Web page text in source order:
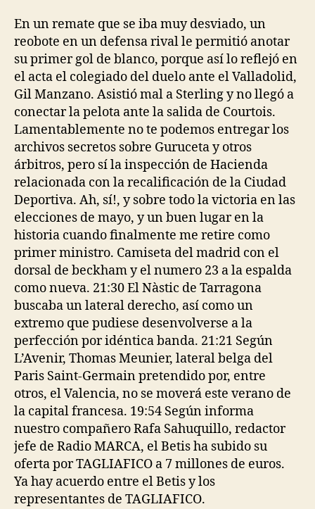
En un remate que se iba muy desviado, un
reobote en un defensa rival le permitió anotar
su primer gol de blanco, porque así lo reflejó en
el acta el colegiado del duelo ante el Valladolid,
Gil Manzano. Asistió mal a Sterling y no llegó a
conectar la pelota ante la salida de Courtois.
Lamentablemente no te podemos entregar los
archivos secretos sobre Guruceta y otros
árbitros, pero sí la inspección de Hacienda
relacionada con la recalificación de la Ciudad
Deportiva. Ah, sí!, y sobre todo la victoria en las
elecciones de mayo, y un buen lugar en la
historia cuando finalmente me retire como
primer ministro. Camiseta del madrid con el
dorsal de beckham y el numero 23 a la espalda
como nueva. 21:30 El Nàstic de Tarragona
buscaba un lateral derecho, así como un
extremo que pudiese desenvolverse a la
perfección por idéntica banda. 21:21 Según
L’Avenir, Thomas Meunier, lateral belga del
Paris Saint-Germain pretendido por, entre
otros, el Valencia, no se moverá este verano de
la capital francesa. 19:54 Según informa
nuestro compañero Rafa Sahuquillo, redactor
jefe de Radio MARCA, el Betis ha subido su
oferta por TAGLIAFICO a 7 millones de euros.
Ya hay acuerdo entre el Betis y los
representantes de TAGLIAFICO.